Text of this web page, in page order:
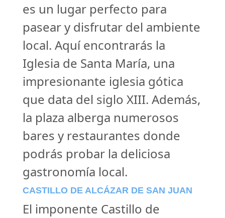
es un lugar perfecto para
pasear y disfrutar del ambiente
local. Aquí encontrarás la
Iglesia de Santa María, una
impresionante iglesia gótica
que data del siglo XIII. Además,
la plaza alberga numerosos
bares y restaurantes donde
podrás probar la deliciosa
gastronomía local.
CASTILLO DE ALCÁZAR DE SAN JUAN
El imponente Castillo de